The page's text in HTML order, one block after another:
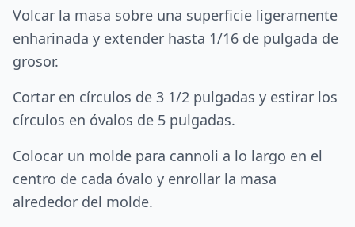
Volcar la masa sobre una superficie ligeramente
enharinada y extender hasta 1/16 de pulgada de
grosor.
Cortar en círculos de 3 1/2 pulgadas y estirar los
círculos en óvalos de 5 pulgadas.
Colocar un molde para cannoli a lo largo en el
centro de cada óvalo y enrollar la masa
alrededor del molde.